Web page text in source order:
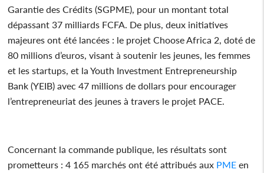
Garantie des Crédits (SGPME), pour un montant total
dépassant 37 milliards FCFA. De plus, deux initiatives
majeures ont été lancées : le projet Choose Africa 2, doté de
80 millions d’euros, visant à soutenir les jeunes, les femmes
et les startups, et la Youth Investment Entrepreneurship
Bank (YEIB) avec 47 millions de dollars pour encourager
l’entrepreneuriat des jeunes à travers le projet PACE.
Concernant la commande publique, les résultats sont
prometteurs : 4 165 marchés ont été attribués aux PME en